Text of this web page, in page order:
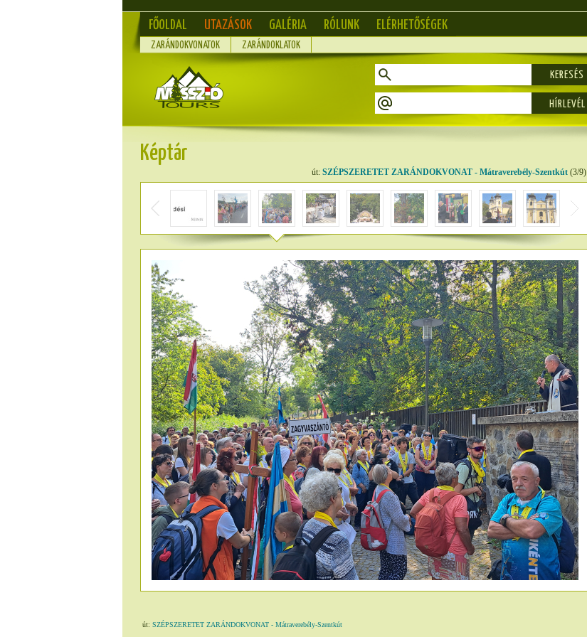
FŐOLDAL UTAZÁSOK GALÉRIA RÓLUNK ELÉRHETŐSÉGEK
ZARÁNDOKVONATOK ZARÁNDOKLATOK
KERESÉS
Képtár
út: SZÉPSZERETET ZARÁNDOKVONAT - Mátraverebély-Szentkút (3/9)
út: SZÉPSZERETET ZARÁNDOKVONAT - Mátraverebély-Szentkút